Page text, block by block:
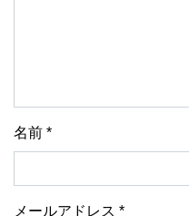
名前 *
メールアドレス *